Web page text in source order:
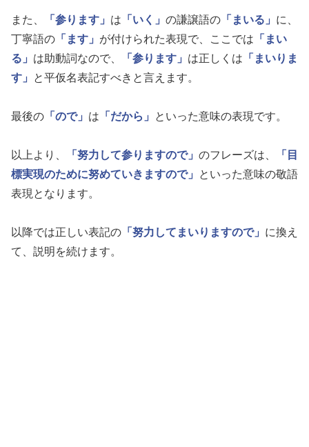
また、 「参ります」 は 「いく」 の謙譲語の 「まいる」 に、
丁寧語の 「ます」 が付けられた表現で、ここでは 「まい
る」 は助動詞なので、 「参ります」 は正しくは 「まいりま
す」
と平仮名表記すべきと言えます。
最後の 「ので」 は 「だから」 といった意味の表現です。
以上より、 「努力して参りますので」 のフレーズは、
「目
標実現のために努めていきますので」
といった意味の敬語
表現となります。
以降では正しい表記の 「努力してまいりますので」 に換え
て、説明を続けます。